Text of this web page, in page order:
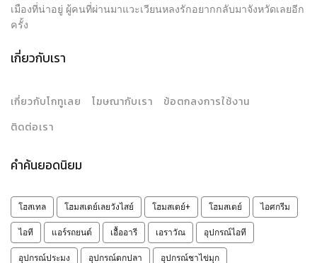
เมืองที่น่าอยู่ ผู้คนที่ผ่านมาแวะเวียนหลงรักอยากกลับมาจังหวัดเลยอีก
ครั้ง
เกี่ยวกับเรา
เกี่ยวกับโกทูเลย โฆษณากับเรา
ข้อตกลงการใช้งาน
ติดต่อเรา
คำค้นยอดนิยม
โฮสเทล โฮมสเตย์เลยวังไสย์ โฮมสเตย์+ โฮมสเตย์ ไอศกรีม
ไอที แอร์รถยนต์ เอื้ออารี เอราวัณ อุปกรณ์ไอที
อุปกรณ์ประมง อุปกรณ์ตกปลา อุปกรณ์ชาไข่มุก